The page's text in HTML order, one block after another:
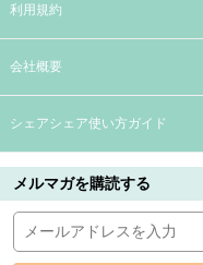
利用規約
会社概要
シェアシェア使い方ガイド
メルマガを購読する